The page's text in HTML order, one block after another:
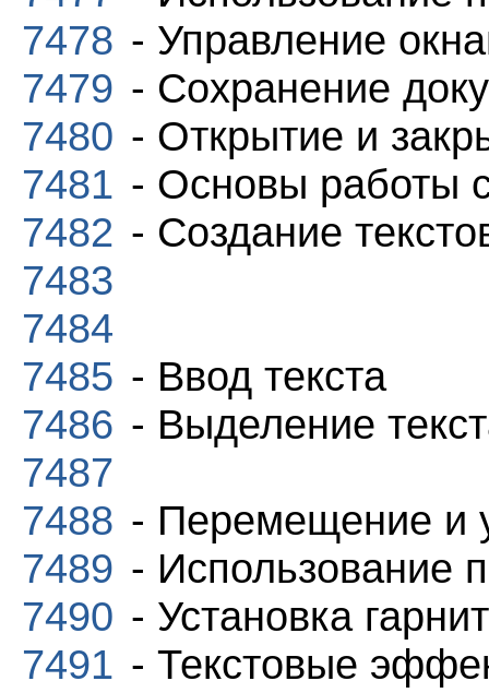
7478 - Управление
7479 - Сохранение
7480 - Открытие и
7481 - Основы работы
7482 - Создание
7483
7484
7485 - Ввод текста
7486 - Выделение
7487
7488 - Перемещение и
7489 - Использование
7490 - Установка
7491 - Текстовые